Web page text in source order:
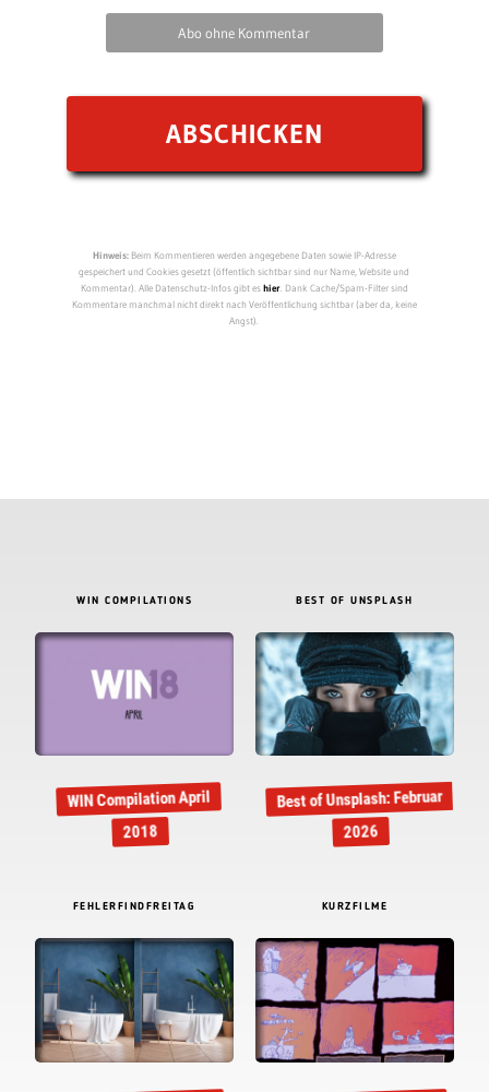
Abo ohne Kommentar
Hinweis:Beim Kommentieren werden angegebene Daten sowie IP-Adresse
gespeichert und Cookies gesetzt (öffentlich sichtbar sind nur Name, Website und
Kommentar). Alle Datenschutz-Infos gibt eshier. Dank Cache/Spam-Filter sind
Kommentare manchmal nicht direkt nach Veröffentlichung sichtbar (aber da, keine
Angst).
WIN COMPILATIONS
WIN Compilation April
2018
BEST OF UNSPLASH
Best of Unsplash: Februar
2026
FEHLERFINDFREITAG KURZFILME